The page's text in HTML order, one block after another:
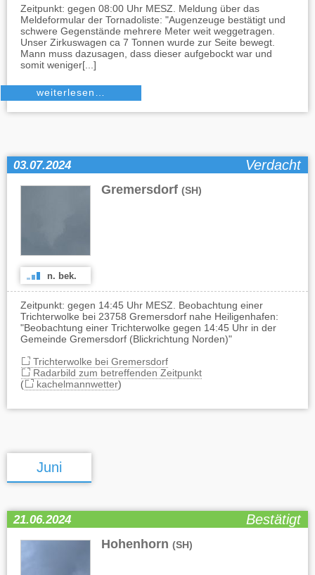
Zeitpunkt: gegen 08:00 Uhr MESZ. Meldung über das
Meldeformular der Tornadoliste: "Augenzeuge bestätigt und
schwere Gegenstände mehrere Meter weit weggetragen.
Unser Zirkuswagen ca 7 Tonnen wurde zur Seite bewegt.
Mann muss dazusagen, dass dieser aufgebockt war und
somit weniger[...]
weiterlesen…
03.07.2024 Verdacht
Gremersdorf (SH)
n. bek.
Zeitpunkt: gegen 14:45 Uhr MESZ. Beobachtung einer
Trichterwolke bei 23758 Gremersdorf nahe Heiligenhafen:
"Beobachtung einer Trichterwolke gegen 14:45 Uhr in der
Gemeinde Gremersdorf (Blickrichtung Norden)"
Trichterwolke bei Gremersdorf
Radarbild zum betreffenden Zeitpunkt
(
kachelmannwetter)
Juni
21.06.2024 Bestätigt
Hohenhorn (SH)